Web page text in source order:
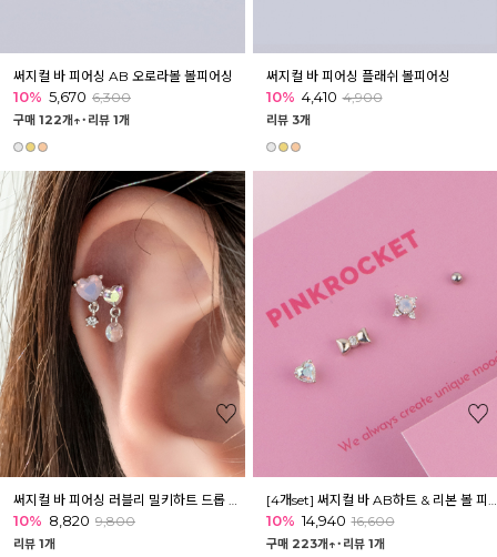
써지컬 바 피어싱 AB 오로라볼 볼피어싱
10% 5,670 6,300
구매 122개↑˙ 리뷰 1개
써지컬 바 피어싱 플래쉬 볼피어싱
10% 4,410 4,900
리뷰 3개
10% 8,820 9,800
리뷰 1개
10% 14,940 16,600
구매 223개↑˙ 리뷰 1개